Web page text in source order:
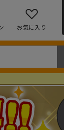
お気に入り